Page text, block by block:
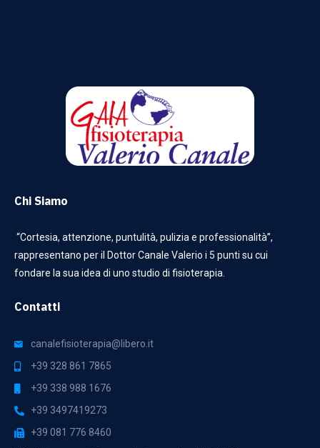
Chi Siamo
“Cortesia, attenzione, puntulità, pulizia e professionalità”,
rappresentano per il Dottor Canale Valerio i 5 punti su cui
fondare la sua idea di uno studio di fisioterapia.
Contatti
canalefisioterapia@libero.it
+39 328 861 7865
+39 338 988 1676
+39 3497419273
+39 081 776 8460